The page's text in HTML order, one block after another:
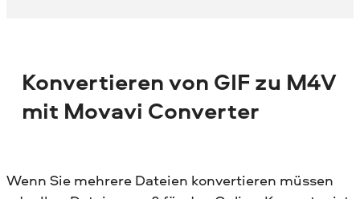
Konvertieren von GIF zu M4V
mit Movavi Converter
Wenn Sie mehrere Dateien konvertieren müssen